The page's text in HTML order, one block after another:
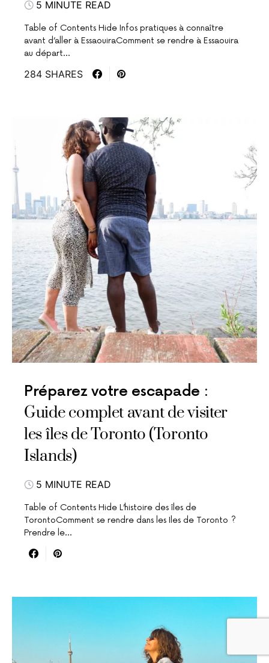
5 MINUTE READ
Table of Contents Hide Infos pratiques à connaître
avant d’aller à EssaouiraComment se rendre à Essaouira
au départ…
284 SHARES
Préparez votre escapade :
Guide complet avant de visiter
les îles de Toronto (Toronto
Islands)
5 MINUTE READ
Table of Contents Hide L’histoire des îles de
TorontoComment se rendre dans les Iles de Toronto ?
Prendre le…